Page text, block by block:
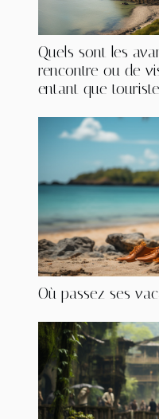
Quels sont les
rencontre ou de
entant que
Où passez ses